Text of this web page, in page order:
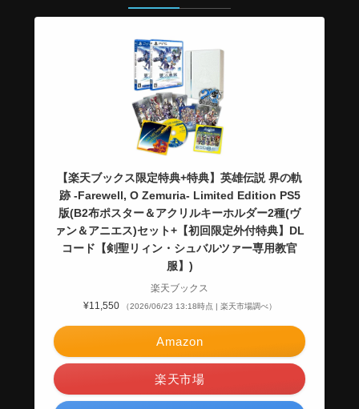
【楽天ブックス限定特典+特典】英雄伝説 界の軌
跡 -Farewell, O Zemuria- Limited Edition PS5
版(B2布ポスター＆アクリルキーホルダー2種(ヴ
ァン＆アニエス)セット+【初回限定外付特典】DL
コード【剣聖リィン・シュバルツァー専用教官
服】)
楽天ブックス
¥11,550
（2026/06/23 13:18時点 | 楽天市場調べ）
Amazon
楽天市場